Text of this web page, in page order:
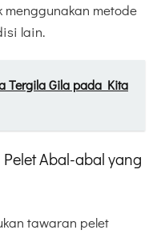
metode
lain.
Tergila Gila pada Kita
Abal-abal yang
tawaran pelet